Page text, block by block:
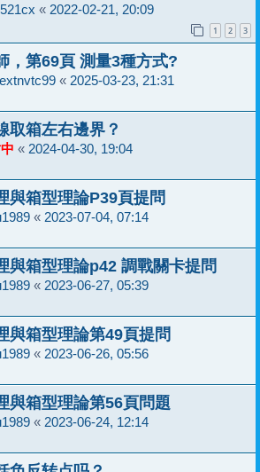
« 2022-02-21, 20:09
1 2 3
，第69頁 測量3種方式?
« 2025-03-23, 21:31
取箱左右邊界？
« 2024-04-30, 19:04
與箱型理論P39頁提問
« 2023-07-04, 07:14
與箱型理論p42 調戰關卡提問
« 2023-06-27, 05:39
與箱型理論第49頁提問
« 2023-06-26, 05:56
與箱型理論第56頁問題
« 2023-06-24, 12:14